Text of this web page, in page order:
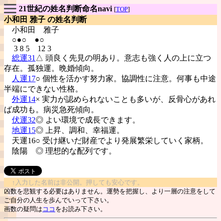
21世紀の姓名判断命名navi [TOP]
小和田 雅子 の姓名判断
小和田 雅子
○●○ ●○
3 8 5 12 3
総運31 △ 頭良く先見の明あり。意志も強く人の上に立つ
存在。孤独運。晩婚傾向。
人運17○ 個性を活かす努力家。協調性に注意。何事も中途
半端にできない性格。
外運14× 実力が認められないことも多いが、反骨心があれ
ば成功も。病災急死傾向。
伏運32◎ よい環境で成長できます。
地運15◎ 上昇、調和、幸福運。
天運16○ 受け継いだ財産でより発展繁栄していく家柄。
陰陽 ◎ 理想的な配列です。
↑入力した名前は非公開。押しても安心です。
凶数を悲観する必要はありません。運勢を把握し、より一層の注意をして
ご自分の人生を歩んでいって下さい。
画数の疑問は ココ をお読み下さい。